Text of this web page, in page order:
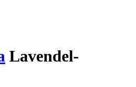
Lavendel-